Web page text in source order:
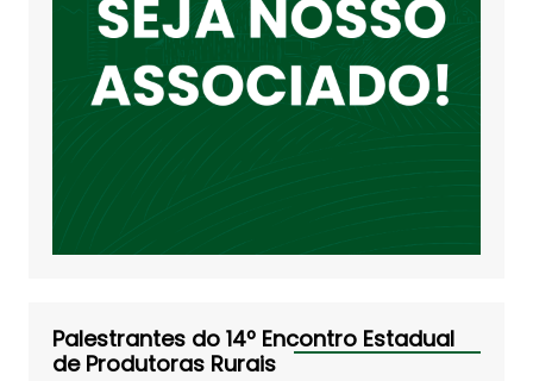
Palestrantes do 14º Encontro Estadual
de Produtoras Rurais